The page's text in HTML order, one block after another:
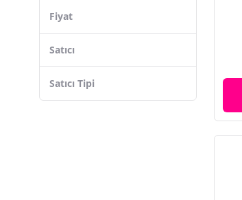
Licoil
Würth
Matte
Fiyat
Satıcı
Satıcı Tipi